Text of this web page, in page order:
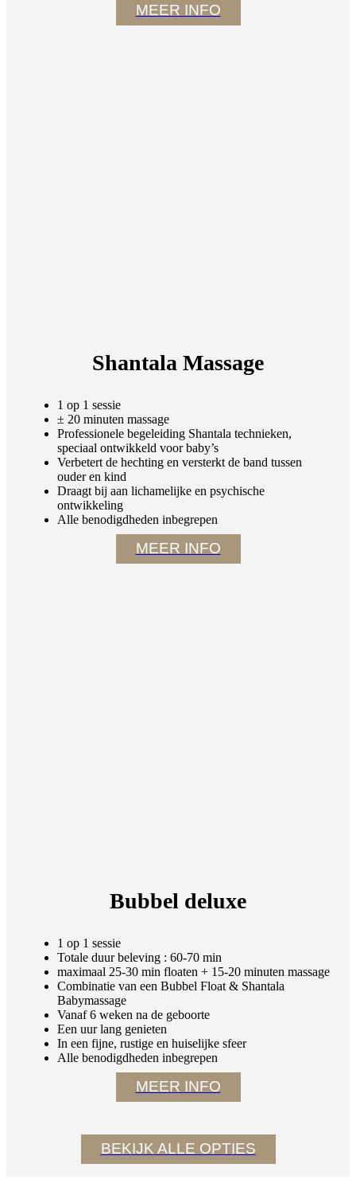
MEER INFO
Shantala Massage
1 op 1 sessie
± 20 minuten massage
Professionele begeleiding Shantala technieken,
speciaal ontwikkeld voor baby’s
Verbetert de hechting en versterkt de band tussen
ouder en kind
Draagt bij aan lichamelijke en psychische
ontwikkeling
Alle benodigdheden inbegrepen
MEER INFO
Bubbel deluxe
1 op 1 sessie
Totale duur beleving : 60-70 min
maximaal 25-30 min floaten + 15-20 minuten massage
Combinatie van een Bubbel Float & Shantala
Babymassage
Vanaf 6 weken na de geboorte
Een uur lang genieten
In een fijne, rustige en huiselijke sfeer
Alle benodigdheden inbegrepen
MEER INFO
BEKIJK ALLE OPTIES